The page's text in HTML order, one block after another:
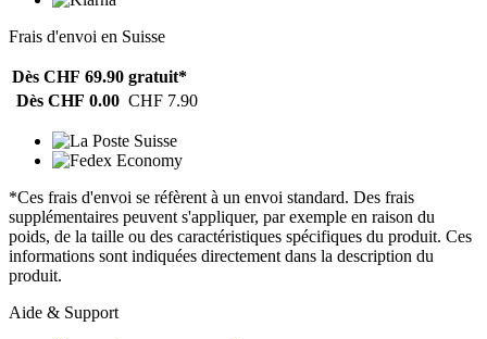
Frais d'envoi en Suisse
Dès CHF 69.90 gratuit*
Dès CHF 0.00 CHF 7.90
*Ces frais d'envoi se réfèrent à un envoi standard. Des frais
supplémentaires peuvent s'appliquer, par exemple en raison du
poids, de la taille ou des caractéristiques spécifiques du produit. Ces
informations sont indiquées directement dans la description du
produit.
Aide & Support